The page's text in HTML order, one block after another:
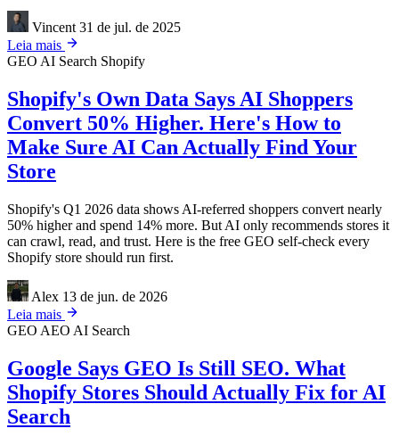
Vincent 31 de jul. de 2025
Leia mais
GEO AI Search Shopify
Shopify's Own Data Says AI Shoppers
Convert 50% Higher. Here's How to
Make Sure AI Can Actually Find Your
Store
Shopify's Q1 2026 data shows AI-referred shoppers convert nearly
50% higher and spend 14% more. But AI only recommends stores it
can crawl, read, and trust. Here is the free GEO self-check every
Shopify store should run first.
Alex 13 de jun. de 2026
Leia mais
GEO AEO AI Search
Google Says GEO Is Still SEO. What
Shopify Stores Should Actually Fix for AI
Search